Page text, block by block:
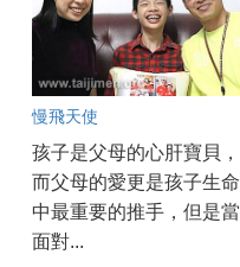
慢飛天使
孩子是父母的心肝寶貝，
而父母的愛更是孩子生命
中最重要的推手，但是當
面對...